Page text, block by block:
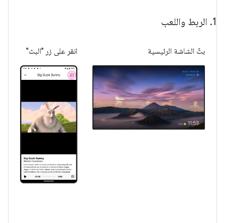
1
. الربط واللعب
انقر على زر "البث" بثّ الشاشة الرئيسية